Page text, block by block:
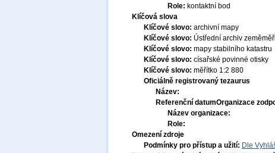
Role: kontaktní bod
Klíčová slova
Klíčové slovo: archivní mapy
Klíčové slovo: Ústřední archiv
Klíčové slovo: mapy stabilního katastru
Klíčové slovo: císařské povinné otisky
Klíčové slovo: měřítko 1:2 880
Oficiálně registrovaný tezaurus
Název:
Referenční datumOrganizace
Název organizace:
Role:
Omezení zdroje
Podmínky pro přístup a užití: Dle